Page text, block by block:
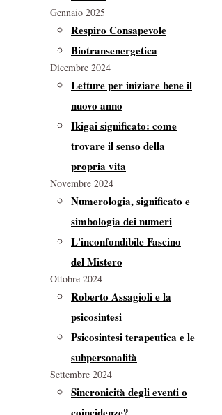
Gennaio 2025
Respiro Consapevole
Biotransenergetica
Dicembre 2024
Letture per iniziare bene il
nuovo anno
Ikigai significato: come
trovare il senso della
propria vita
Novembre 2024
Numerologia, significato e
simbologia dei numeri
L'inconfondibile Fascino
del Mistero
Ottobre 2024
Roberto Assagioli e la
psicosintesi
Psicosintesi terapeutica e le
subpersonalità
Settembre 2024
Sincronicità degli eventi o